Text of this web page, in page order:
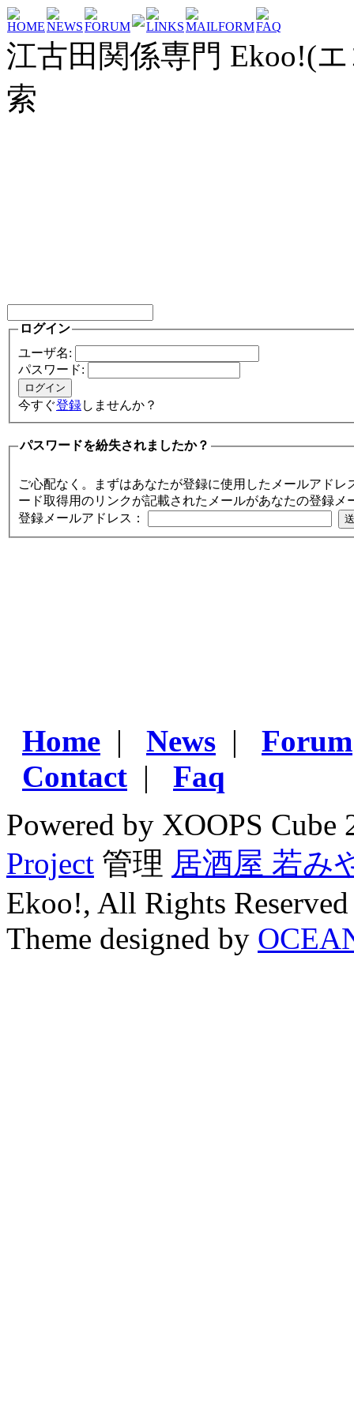
HOMENEWSFORUM LINKSMAILFORMFAQ
江古田関係専門 Ekoo!(
索
ログイン
ユーザ名:
パスワード:
今すぐ登録しませんか？
パスワードを紛失されましたか？
ご心配なく。まずはあなたが登録に使用したメールアド
ード取得用のリンクが記載されたメールがあなたの登録メ
登録メールアドレス：
Home | News | Forum
Contact | Faq
Powered by XOOPS
Project 管理 居酒屋 若み
Ekoo!, All Rights Reserved
Theme designed by